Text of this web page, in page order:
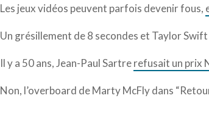
Les jeux vidéos peuvent parfois devenir fous,
Un grésillement de 8 secondes et Taylor Swift
Il y a 50 ans, Jean-Paul Sartrerefusait un prix
Non, l’overboard de Marty McFly dans